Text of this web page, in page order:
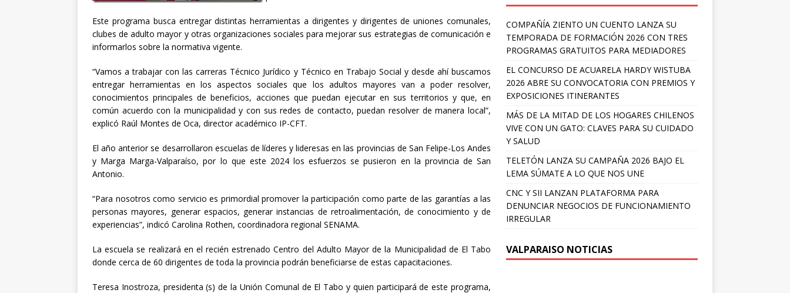
Este programa busca entregar distintas herramientas a dirigentes y dirigentes de uniones comunales,
clubes de adulto mayor y otras organizaciones sociales para mejorar sus estrategias de comunicación e
informarlos sobre la normativa vigente.
“Vamos a trabajar con las carreras Técnico Jurídico y Técnico en Trabajo Social y desde ahí buscamos
entregar herramientas en los aspectos sociales que los adultos mayores van a poder resolver,
conocimientos principales de beneficios, acciones que puedan ejecutar en sus territorios y que, en
común acuerdo con la municipalidad y con sus redes de contacto, puedan resolver de manera local”,
explicó Raúl Montes de Oca, director académico IP-CFT.
El año anterior se desarrollaron escuelas de líderes y lideresas en las provincias de San Felipe-Los Andes
y Marga Marga-Valparaíso, por lo que este 2024 los esfuerzos se pusieron en la provincia de San
Antonio.
“Para nosotros como servicio es primordial promover la participación como parte de las garantías a las
personas mayores, generar espacios, generar instancias de retroalimentación, de conocimiento y de
experiencias”, indicó Carolina Rothen, coordinadora regional SENAMA.
La escuela se realizará en el recién estrenado Centro del Adulto Mayor de la Municipalidad de El Tabo
donde cerca de 60 dirigentes de toda la provincia podrán beneficiarse de estas capacitaciones.
Teresa Inostroza, presidenta (s) de la Unión Comunal de El Tabo y quien participará de este programa,
COMPAÑÍA ZIENTO UN CUENTO LANZA SU
TEMPORADA DE FORMACIÓN 2026 CON TRES
PROGRAMAS GRATUITOS PARA MEDIADORES
EL CONCURSO DE ACUARELA HARDY WISTUBA
2026 ABRE SU CONVOCATORIA CON PREMIOS Y
EXPOSICIONES ITINERANTES
MÁS DE LA MITAD DE LOS HOGARES CHILENOS
VIVE CON UN GATO: CLAVES PARA SU CUIDADO
Y SALUD
TELETÓN LANZA SU CAMPAÑA 2026 BAJO EL
LEMA SÚMATE A LO QUE NOS UNE
CNC Y SII LANZAN PLATAFORMA PARA
DENUNCIAR NEGOCIOS DE FUNCIONAMIENTO
IRREGULAR
VALPARAISO NOTICIAS